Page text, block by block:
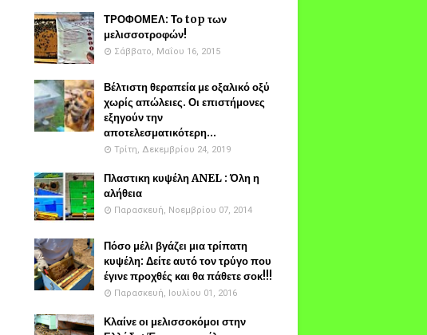
ΤΡΟΦΟΜΕΛ: Το top των
μελισσοτροφών!
Σάββατο, Μαΐου 16, 2015
Βέλτιστη θεραπεία με οξαλικό οξύ
χωρίς απώλειες. Οι επιστήμονες
εξηγούν την
αποτελεσματικότερη...
Τρίτη, Δεκεμβρίου 24, 2019
Πλαστικη κυψέλη ANEL : Όλη η
αλήθεια
Παρασκευή, Νοεμβρίου 07, 2014
Πόσο μέλι βγάζει μια τρίπατη
κυψέλη: Δείτε αυτό τον τρύγο που
έγινε προχθές και θα πάθετε σοκ!!!
Παρασκευή, Ιουλίου 01, 2016
Κλαίνε οι μελισσοκόμοι στην